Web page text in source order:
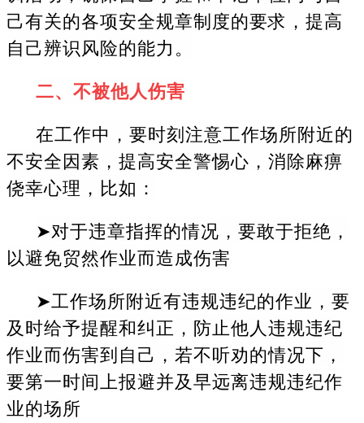
己有关的各项安全规章制度的要求，提高
自己辨识风险的能力。
二、不被他人伤害
在工作中，要时刻注意工作场所附近的
不安全因素，提高安全警惕心，消除麻痹
侥幸心理，比如：
➤对于违章指挥的情况，要敢于拒绝，
以避免贸然作业而造成伤害
➤工作场所附近有违规违纪的作业，要
及时给予提醒和纠正，防止他人违规违纪
作业而伤害到自己，若不听劝的情况下，
要第一时间上报避并及早远离违规违纪作
业的场所